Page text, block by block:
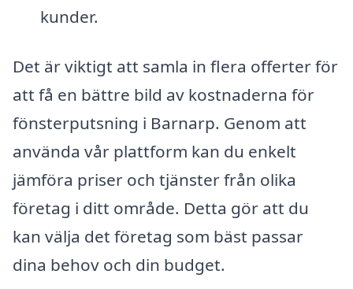
kunder.
Det är viktigt att samla in flera offerter för
att få en bättre bild av kostnaderna för
fönsterputsning i Barnarp. Genom att
använda vår plattform kan du enkelt
jämföra priser och tjänster från olika
företag i ditt område. Detta gör att du
kan välja det företag som bäst passar
dina behov och din budget.